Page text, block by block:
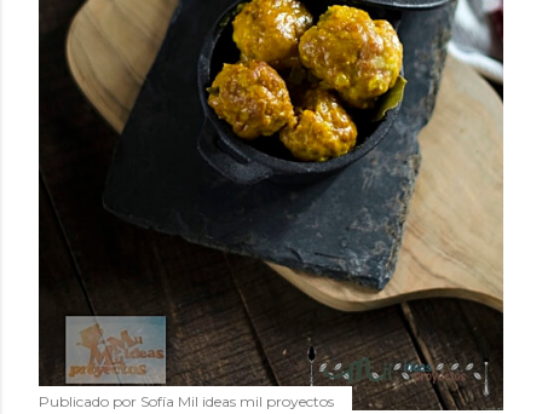
Publicado por Sofía Mil ideas mil proyectos